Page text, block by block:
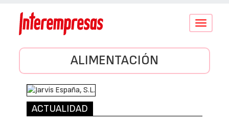
Conmutar
ALIMENTACIÓN
ACTUALIDAD